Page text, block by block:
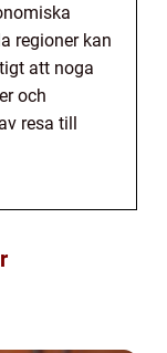
regioner kan
att noga
och
resa till